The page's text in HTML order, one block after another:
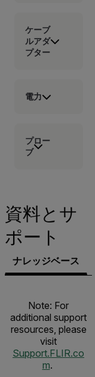
ケーブ
ルアダ
プター
電力
プロー
ブ
資料とサ
ポート
ナレッジベース
Note: For
additional support
resources, please
visit
Support.FLIR.co
m.